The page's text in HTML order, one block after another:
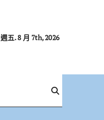
週五. 8 月 7th, 2026